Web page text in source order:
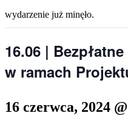
wydarzenie już minęło.
16.06 |
w ramach
16 czerwca, 2024